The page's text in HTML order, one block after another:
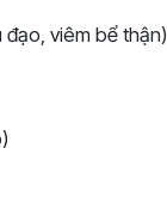
viêm bể thận)